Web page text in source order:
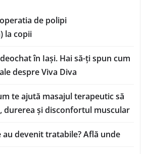
de polipi
la copii
în Iași. Hai să-ți spun cum
despre Viva Diva
te ajută masajul terapeutic să
durerea și disconfortul muscular
devenit tratabile? Află unde